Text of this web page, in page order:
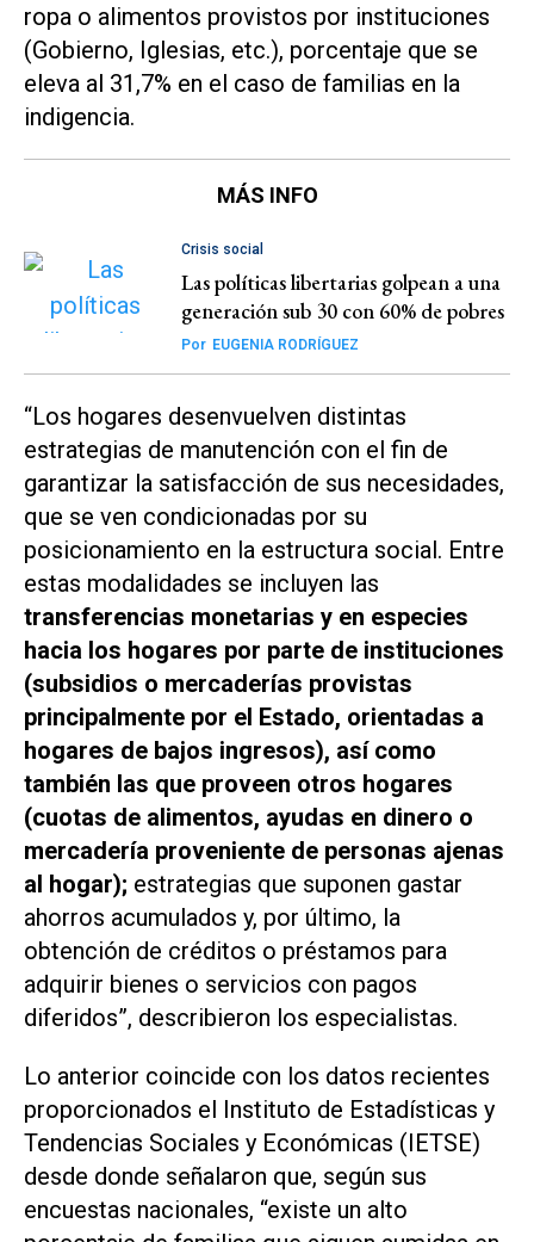
ropa o alimentos provistos por instituciones
(Gobierno, Iglesias, etc.), porcentaje que se
eleva al 31,7% en el caso de familias en la
indigencia.
MÁS INFO
Crisis social
Las políticas libertarias golpean a una
generación sub 30 con 60% de pobres
Por EUGENIA RODRÍGUEZ
“Los hogares desenvuelven distintas
estrategias de manutención con el fin de
garantizar la satisfacción de sus necesidades,
que se ven condicionadas por su
posicionamiento en la estructura social. Entre
estas modalidades se incluyen las
transferencias monetarias y en especies
hacia los hogares por parte de instituciones
(subsidios o mercaderías provistas
principalmente por el Estado, orientadas a
hogares de bajos ingresos), así como
también las que proveen otros hogares
(cuotas de alimentos, ayudas en dinero o
mercadería proveniente de personas ajenas
al hogar); estrategias que suponen gastar
ahorros acumulados y, por último, la
obtención de créditos o préstamos para
adquirir bienes o servicios con pagos
diferidos”, describieron los especialistas.
Lo anterior coincide con los datos recientes
proporcionados el Instituto de Estadísticas y
Tendencias Sociales y Económicas (IETSE)
desde donde señalaron que, según sus
encuestas nacionales, “existe un alto